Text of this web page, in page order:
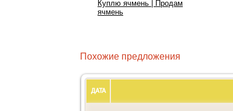
Куплю ячмень | Продам
ячмень
Похожие предложения
ДАТА